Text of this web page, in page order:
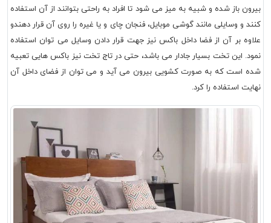
بیرون باز شده و شبیه به میز می شود تا افراد به راحتی بتوانند از آن استفاده
کنند و وسایلی مانند گوشی موبایل، فنجان چای و یا غیره را روی آن قرار دهندو
علاوه بر آن از فضا داخل باکس نیز جهت قرار دادن وسایل می توان استفاده
نمود. این تخت بسیار جادار می باشد، حتی در تاج تخت نیز باکس هایی تعبیه
شده است که به صورت کشویی بیرون می آید و می توان از فضای داخل آن
نهایت استفاده را کرد.